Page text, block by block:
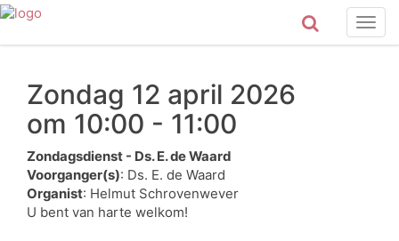
Zondag 12 april 2026
om 10:00 - 11:00
Zondagsdienst - Ds. E. de Waard
Voorganger(s): Ds. E. de Waard
Organist: Helmut Schrovenwever
U bent van harte welkom!